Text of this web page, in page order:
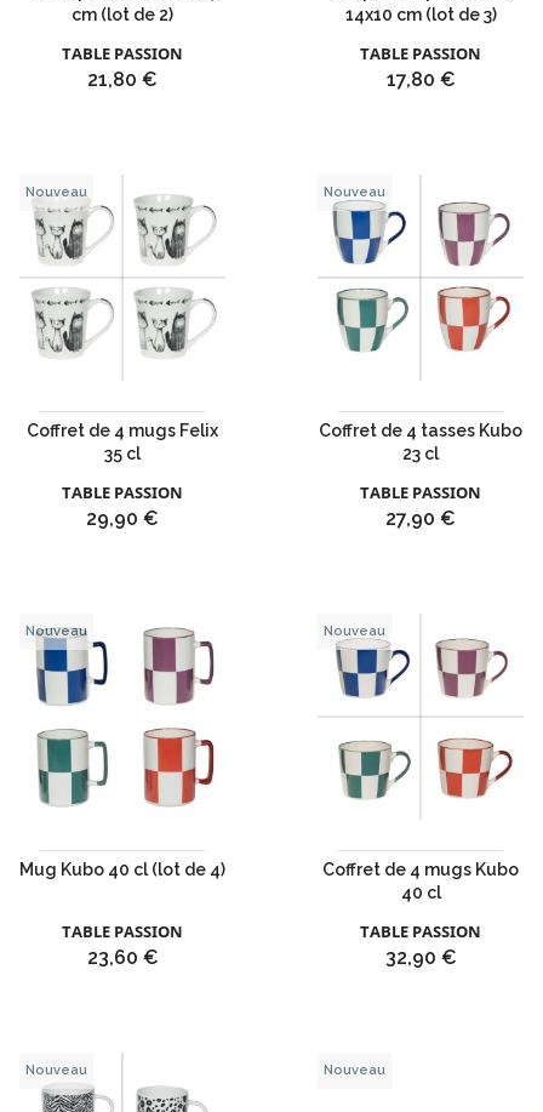
cm (lot de 2)
TABLE PASSION
Prix
21,80 €
14x10 cm (lot de 3)
TABLE PASSION
Prix
17,80 €
Coffret de 4 mugs Felix
35 cl
TABLE PASSION
Prix
29,90 €
Nouveau
Coffret de 4 tasses Kubo
23 cl
TABLE PASSION
Prix
27,90 €
Nouveau
Mug Kubo 40 cl (lot de 4)
TABLE PASSION
Prix
23,60 €
Nouveau
Coffret de 4 mugs Kubo
40 cl
TABLE PASSION
Prix
32,90 €
Nouveau
Nouveau Nouveau